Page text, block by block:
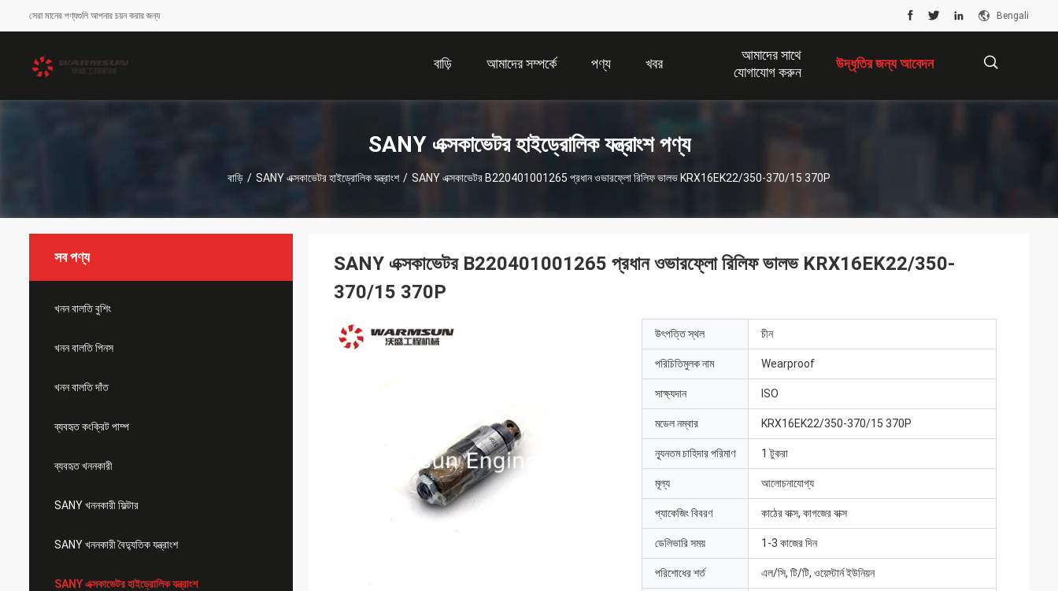
সেরা মানের পণ্যগুলি আপনার চয়ন করার জন্য Bengali
বাড়ি আমাদের সম্পর্কে পণ্য খবর
আমাদের সাথে
যোগাযোগ করুন
উদ্ধৃতির জন্য আবেদন
SANY এক্সকাভেটর হাইড্রোলিক যন্ত্রাংশ পণ্য
বাড়ি / SANY এক্সকাভেটর হাইড্রোলিক যন্ত্রাংশ / SANY এক্সকাভেটর B220401001265 প্রধান ওভারফ্লো রিলিফ ভালভ KRX16EK22/350-370/15 370P
সব পণ্য
খনন বালতি বুশিং
খনন বালতি পিনস
খনন বালতি দাঁত
ব্যবহৃত কংক্রিট পাম্প
ব্যবহৃত খননকারী
SANY খননকারী ফিল্টার
SANY খননকারী বৈদ্যুতিক যন্ত্রাংশ
SANY এক্সকাভেটর হাইড্রোলিক যন্ত্রাংশ
SANY এক্সকাভেটর B220401001265 প্রধান ওভারফ্লো রিলিফ ভালভ KRX16EK22/350-
370/15 370P
উৎপত্তি স্থল চীন
পরিচিতিমুলক নাম Wearproof
সাক্ষ্যদান ISO
মডেল নম্বার KRX16EK22/350-370/15 370P
ন্যূনতম চাহিদার পরিমাণ 1 টুকরা
মূল্য আলোচনাযোগ্য
প্যাকেজিং বিবরণ কাঠের বাক্স, কাগজের বাক্স
ডেলিভারি সময় 1-3 কাজের দিন
পরিশোধের শর্ত এল/সি, টি/টি, ওয়েস্টার্ন ইউনিয়ন